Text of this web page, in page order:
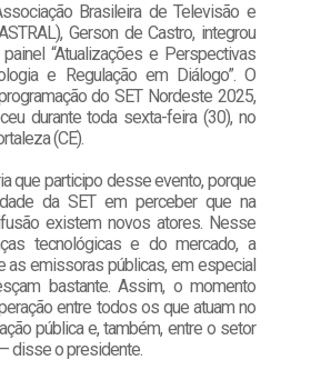
Brasileira de Televisão e
Gerson de Castro, integrou
“Atualizações e Perspectivas
e Regulação em Diálogo”. O
do SET Nordeste 2025,
durante toda sexta-feira (30), no
(CE).
que participo desse evento, porque
da SET em perceber que na
existem novos atores. Nesse
tecnológicas e do mercado, a
as emissoras públicas, em especial
bastante. Assim, o momento
entre todos os que atuam no
pública e, também, entre o setor
disse o presidente.